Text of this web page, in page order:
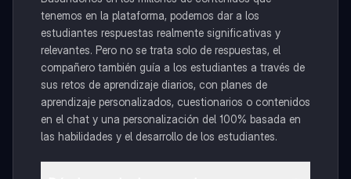
tenemos en la plataforma, podemos dar a los
estudiantes respuestas realmente significativas y
relevantes. Pero no se trata solo de respuestas, el
compañero también guía a los estudiantes a través de
sus retos de aprendizaje diarios, con planes de
aprendizaje personalizados, cuestionarios o contenidos
en el chat y una personalización del 100% basada en
las habilidades y el desarrollo de los estudiantes.